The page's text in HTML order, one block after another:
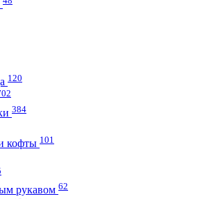
120
384
кофты 101
рукавом 62